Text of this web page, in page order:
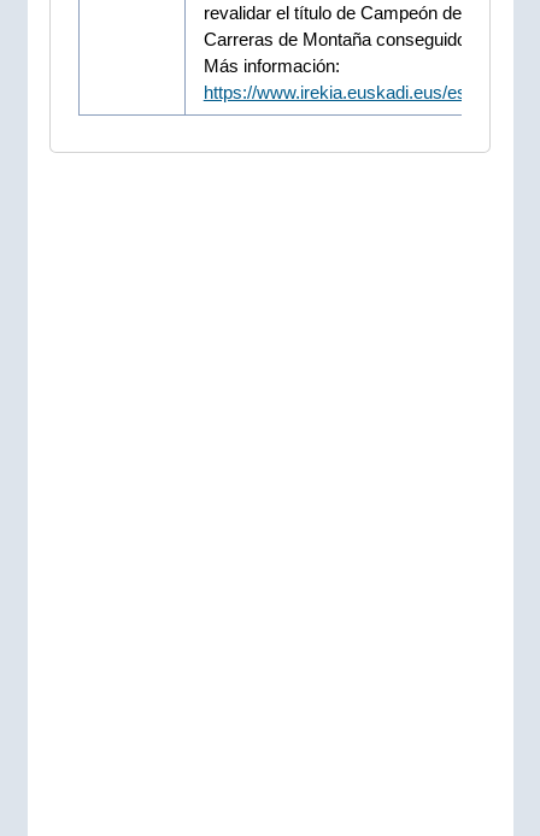
revalidar el título de Campeón de Europa
Carreras de Montaña conseguido en 2023.
Más información:
https://www.irekia.euskadi.eus/es/news/